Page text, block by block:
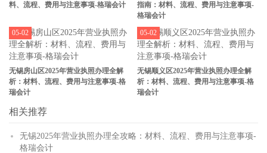
料、流程、费用与注意事项-格瑞会计
指南：材料、流程、费用与注意事项-
格瑞会计
无锡房山区2025年营业执照办理全解
析：材料、流程、费用与注意事项-格
瑞会计
05-02
无锡顺义区2025年营业执照办理全解
析：材料、流程、费用与注意事项-格
瑞会计
05-02
相关推荐
无锡2025年营业执照办理全攻略：材料、流程、费用与注意事项-
格瑞会计